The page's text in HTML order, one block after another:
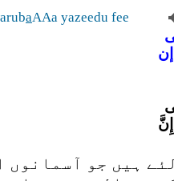
aAAa yazeedu fee
إن
ہیں جو آسمانوں